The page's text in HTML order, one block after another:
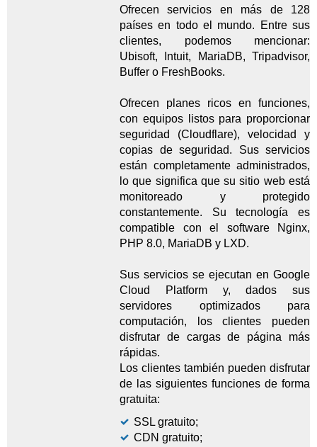
Ofrecen servicios en más de 128
países en todo el mundo. Entre sus
clientes, podemos mencionar:
Ubisoft, Intuit, MariaDB, Tripadvisor,
Buffer o FreshBooks.
Ofrecen planes ricos en funciones,
con equipos listos para proporcionar
seguridad (Cloudflare), velocidad y
copias de seguridad. Sus servicios
están completamente administrados,
lo que significa que su sitio web está
monitoreado y protegido
constantemente. Su tecnología es
compatible con el software Nginx,
PHP 8.0, MariaDB y LXD.
Sus servicios se ejecutan en Google
Cloud Platform y, dados sus
servidores optimizados para
computación, los clientes pueden
disfrutar de cargas de página más
rápidas.
Los clientes también pueden disfrutar
de las siguientes funciones de forma
gratuita:
SSL gratuito;
CDN gratuito;